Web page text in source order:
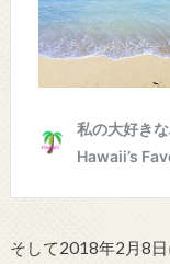
そして2018年2月8